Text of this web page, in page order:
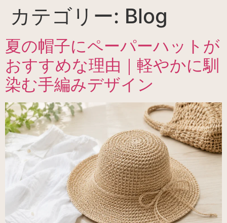
カテゴリー: Blog
夏の帽子にペーパーハットが
おすすめな理由｜軽やかに馴
染む手編みデザイン